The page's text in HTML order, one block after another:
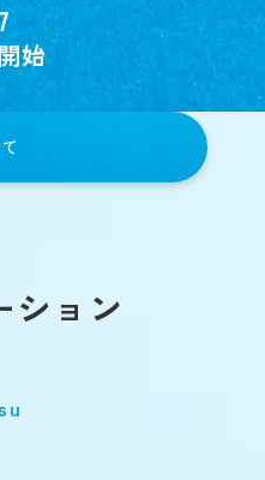
始
ション